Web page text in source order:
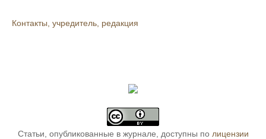
Контакты, учредитель, редакция
Статьи, опубликованные в журнале, доступны по лицензии